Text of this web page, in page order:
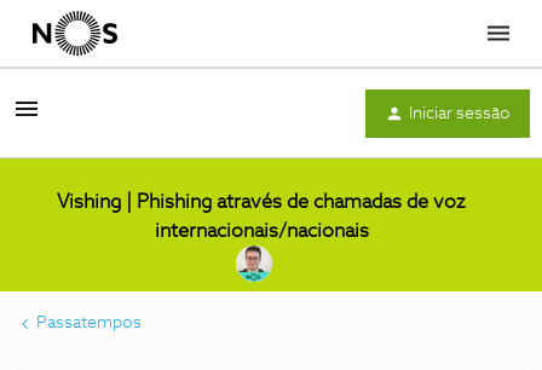
Menu
Iniciar sessão
Vishing | Phishing através de chamadas de voz
internacionais/nacionais
Passatempos